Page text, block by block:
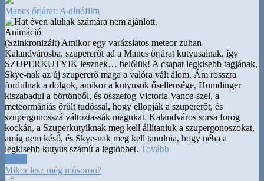
Mancs őrjárat: A dínófilm
Animáció
(Szinkronizált) Amikor egy varázslatos meteor zuhan
Kalandvárosba, szupererőt ad a Mancs őrjárat kutyusainak, így
SZUPERKUTYIK lesznek… belőlük! A csapat legkisebb tagjának,
Skye-nak az új szupererő maga a valóra vált álom. Ám rosszra
fordulnak a dolgok, amikor a kutyusok ősellensége, Humdinger
kiszabadul a börtönből, és összefog Victoria Vance-szel, a
meteormániás őrült tudóssal, hogy ellopják a szupererőt, és
szupergonosszá változtassák magukat. Kalandváros sorsa forog
kockán, a Szuperkutyiknak meg kell állítaniuk a szupergonoszokat,
amíg nem késő, és Skye-nak meg kell tanulnia, hogy néha a
legkisebb kutyus számít a legtöbbet. Tovább
Mikor lesz még műsoron?